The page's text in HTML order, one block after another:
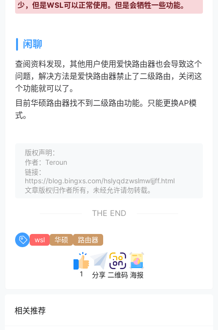
少，但是WSL可以正常使用。但是会牺牲一些功能。
闲聊
查阅资料发现，其他用户使用爱快路由器也会导致这个
问题，解决方法是爱快路由器禁止了二级路由，关闭这
个功能就可以了。
目前华硕路由器找不到二级路由功能。只能更换AP模
式。
版权声明：
作者：Teroun
链接：
https://blog.bingxs.com/hslyqdzwslmwljjff.html
文章版权归作者所有，未经允许请勿转载。
THE END
wsl 华硕 路由器
1 分享 二维码 海报
相关推荐